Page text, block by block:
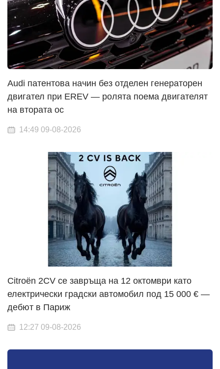
Audi патентова начин без отделен генераторен
двигател при EREV — ролята поема двигателят
на втората ос
14:49 09-08-2026
Citroën 2CV се завръща на 12 октомври като
електрически градски автомобил под 15 000 € —
дебют в Париж
12:27 09-08-2026